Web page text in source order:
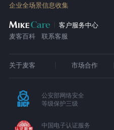
企业全场景信息收集
客户服务中心
麦客百科
联系客服
关于麦客 市场合作
公安部网络安全
等级保护三级
中国电子认证服务